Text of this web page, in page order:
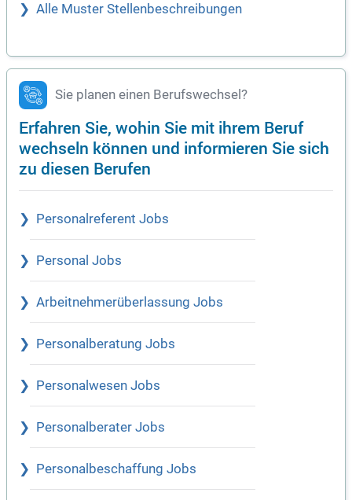
Alle Muster Stellenbeschreibungen
Sie planen einen Berufswechsel?
Erfahren Sie, wohin Sie mit ihrem Beruf
wechseln können und informieren Sie sich
zu diesen Berufen
Personalreferent Jobs
Personal Jobs
Arbeitnehmerüberlassung Jobs
Personalberatung Jobs
Personalwesen Jobs
Personalberater Jobs
Personalbeschaffung Jobs